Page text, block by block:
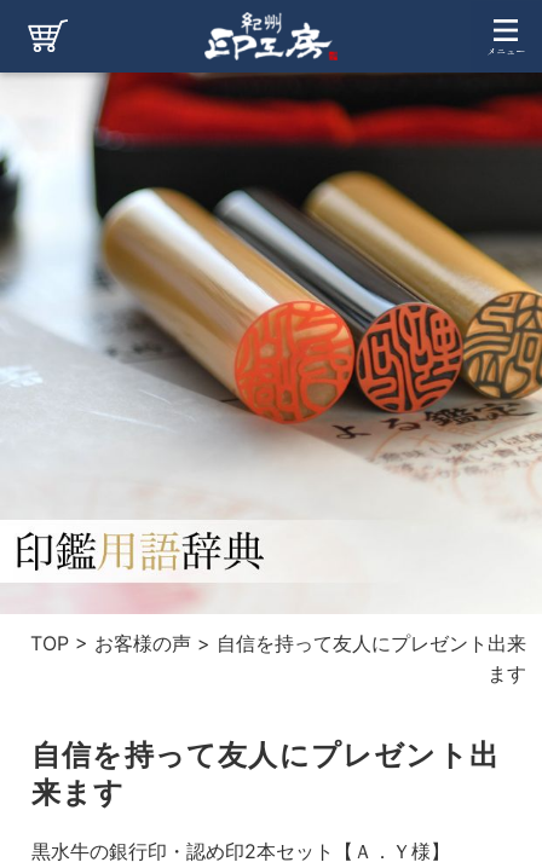
TOP> お客様の声> 自信を持って友人にプレゼント出来
ます
自信を持って友人にプレゼント出
来ます
黒水牛の銀行印・認め印2本セット【Ａ．Ｙ様】